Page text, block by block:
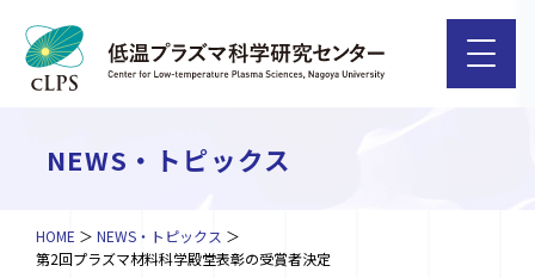
NEWS・トピックス
HOME
NEWS・トピックス
第2回プラズマ材料科学殿堂表彰の受賞者決定